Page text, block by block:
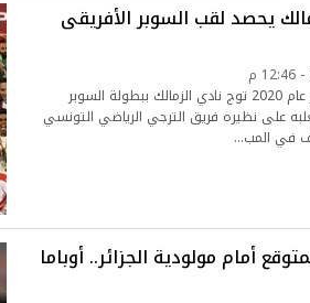
يحصد لقب السوبر الأفريقى
في الرابع عشر من فبراير عام 2020 توج نادي الزمالك ببطولة السوبر
على نظيره فريق الترجي الرياضي التونسي
في المب…
أمام مولودية الجزائر.. أوباما